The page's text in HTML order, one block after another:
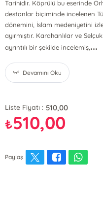
Tarihidir. Köprülü bu eserinde
destanlar biçiminde incelenen
dönemini, İslam medeniyetini
ayırmıştır. Karahanlılar ve
ayrıntılı bir şekilde incelemiş,...
Devamını Oku
Liste Fiyatı : 510,00
₺510,00
Paylaş